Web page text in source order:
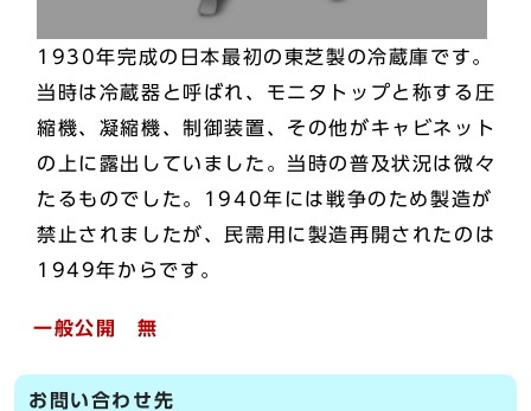
1930年完成の日本最初の東芝製の冷蔵庫です。
当時は冷蔵器と呼ばれ、モニタトップと称する圧
縮機、凝縮機、制御装置、その他がキャビネット
の上に露出していました。当時の普及状況は微々
たるものでした。1940年には戦争のため製造が
禁止されましたが、民需用に製造再開されたのは
1949年からです。
一般公開 無
お問い合わせ先